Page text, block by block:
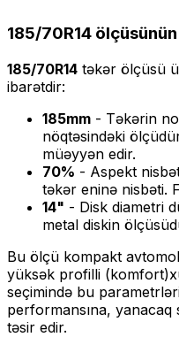
185/70R14
185/70R14 təkər ölçüsü
ibarətdir:
185mm - Təkərin
nöqtəsindəki
müəyyən edir.
70% - Aspekt
təkər eninə nisbəti.
14" - Disk diametri
metal diskin
Bu ölçü kompakt
yüksək profilli (komfort)
seçimində bu
performansına,
təsir edir.